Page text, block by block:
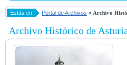
Estás en Portal de Archivos » Archivo
Archivo Histórico de